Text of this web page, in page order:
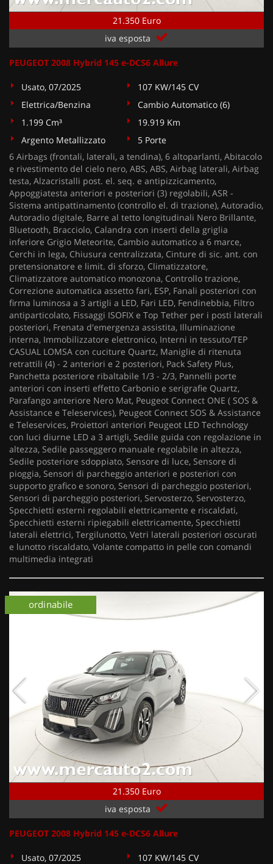
21.350 Euro
iva esposta
PEUGEOT 2008 Hybrid 145 e-DCS6 Allure
Usato, 07/2025
107 KW/145 CV
Elettrica/Benzina
Cambio Automatico (6)
1.199 Cm³
19.919 Km
Argento Metallizzato
5 Porte
6 Airbags (frontali, laterali, a tendina), 6 altoparlanti, Abitacolo
e rivestimento del cielo nero, ABS, ABS, Airbag laterali, Airbag
testa, Alzacristalli post. el. seq. e antipizzicamento,
Appoggiatesta anteriori e posteriori (3) regolabili, ASR -
Sistema antipattinamento (controllo el. di trazione), Autoradio,
Autoradio digitale, Barre al tetto longitudinali Nero Brillante,
Bluetooth, Bracciolo, Calandra con inserti della griglia
inferiore Grigio Meteorite, Cambio automatico a 6 marce,
Cerchi in lega, Chiusura centralizzata, Cinture di sic. ant. con
pretensionatore e limit. di sforzo, Climatizzatore,
Climatizzatore automatico monozona, Controllo trazione,
Correzione automatica assetto fari, ESP, Fanali posteriori con
firma luminosa a 3 artigli a LED, Fari LED, Fendinebbia, Filtro
antiparticolato, Fissaggi ISOFIX e Top Tether per i posti laterali
posteriori, Frenata d'emergenza assistita, Illuminazione
interna, Immobilizzatore elettronico, Interni in tessuto/TEP
CASUAL LOMSA con cuciture Quartz, Maniglie di ritenuta
retrattili (4) - 2 anteriori e 2 posteriori, Pack Safety Plus,
Panchetta posteriore ribaltabile 1/3 - 2/3, Pannelli porte
anteriori con inserti effetto Carbonio e serigrafie Quartz,
Parafango anteriore Nero Mat, Peugeot Connect ONE ( SOS &
Assistance e Teleservices), Peugeot Connect SOS & Assistance
e Teleservices, Proiettori anteriori Peugeot LED Technology
con luci diurne LED a 3 artigli, Sedile guida con regolazione in
altezza, Sedile passeggero manuale regolabile in altezza,
Sedile posteriore sdoppiato, Sensore di luce, Sensore di
pioggia, Sensori di parcheggio anteriori e posteriori con
supporto grafico e sonoro, Sensori di parcheggio posteriori,
Sensori di parcheggio posteriori, Servosterzo, Servosterzo,
Specchietti esterni regolabili elettricamente e riscaldati,
Specchietti esterni ripiegabili elettricamente, Specchietti
laterali elettrici, Tergilunotto, Vetri laterali posteriori oscurati
e lunotto riscaldato, Volante compatto in pelle con comandi
multimedia integrati
21.350 Euro
iva esposta
ordinabile
PEUGEOT 2008 Hybrid 145 e-DCS6 Allure
Usato, 07/2025
107 KW/145 CV